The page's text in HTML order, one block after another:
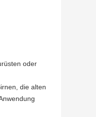
oder
die alten